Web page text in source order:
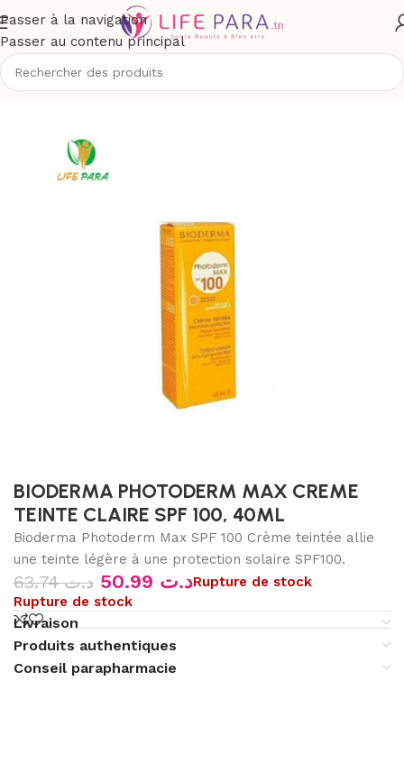
Passer à la navigation
Passer au contenu principal
Solaires/Crèmes solaires/Protection supérieure à spf 50+
BIODERMA PHOTODERM MAX CREME
TEINTE CLAIRE SPF 100, 40ML
Bioderma Photoderm Max SPF 100 Crème teintée allie
une teinte légère à une protection solaire SPF100.
د.ت63.74 د.تRupture de stock
Rupture de stock
Livraison
Produits authentiques
Conseil parapharmacie